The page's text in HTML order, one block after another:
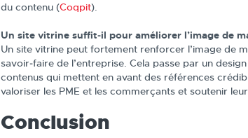
du contenu (Coqpit).
Un site vitrine suffit‑il pour améliorer l’image de
Un site vitrine peut fortement renforcer l’image de
savoir‑faire de l’entreprise. Cela passe par un
contenus qui mettent en avant des références
valoriser les PME et les commerçants et soutenir
Conclusion